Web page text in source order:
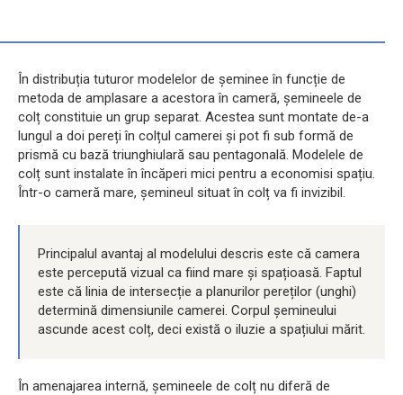
În distribuția tuturor modelelor de șeminee în funcție de
metoda de amplasare a acestora în cameră, șemineele de
colț constituie un grup separat. Acestea sunt montate de-a
lungul a doi pereți în colțul camerei și pot fi sub formă de
prismă cu bază triunghiulară sau pentagonală. Modelele de
colț sunt instalate în încăperi mici pentru a economisi spațiu.
Într-o cameră mare, șemineul situat în colț va fi invizibil.
Principalul avantaj al modelului descris este că camera
este percepută vizual ca fiind mare și spațioasă. Faptul
este că linia de intersecție a planurilor pereților (unghi)
determină dimensiunile camerei. Corpul șemineului
ascunde acest colț, deci există o iluzie a spațiului mărit.
În amenajarea internă, șemineele de colț nu diferă de